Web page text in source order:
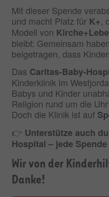
Mit dieser Spende
und macht Platz für K+,
Modell von
bleibt: Gemeinsam
beigetragen, dass
Das Caritas-Baby-
Kinderklinik im
Babys und Kinder
Religion rund um die
Doch die Klinik ist auf
👉 Unterstütze auch
Hospital – jede
Wir von der
Danke!